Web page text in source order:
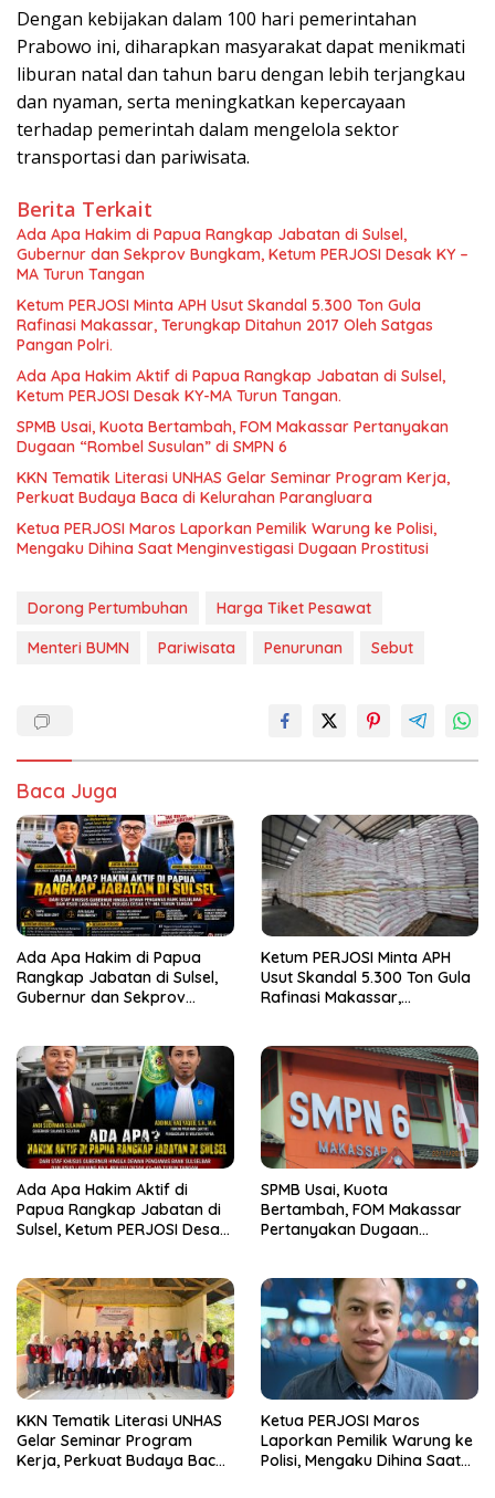
Dengan kebijakan dalam 100 hari pemerintahan
Prabowo ini, diharapkan masyarakat dapat menikmati
liburan natal dan tahun baru dengan lebih terjangkau
dan nyaman, serta meningkatkan kepercayaan
terhadap pemerintah dalam mengelola sektor
transportasi dan pariwisata.
Berita Terkait
Ada Apa Hakim di Papua Rangkap Jabatan di Sulsel,
Gubernur dan Sekprov Bungkam, Ketum PERJOSI Desak KY –
MA Turun Tangan
Ketum PERJOSI Minta APH Usut Skandal 5.300 Ton Gula
Rafinasi Makassar, Terungkap Ditahun 2017 Oleh Satgas
Pangan Polri.
Ada Apa Hakim Aktif di Papua Rangkap Jabatan di Sulsel,
Ketum PERJOSI Desak KY-MA Turun Tangan.
SPMB Usai, Kuota Bertambah, FOM Makassar Pertanyakan
Dugaan “Rombel Susulan” di SMPN 6
KKN Tematik Literasi UNHAS Gelar Seminar Program Kerja,
Perkuat Budaya Baca di Kelurahan Parangluara
Ketua PERJOSI Maros Laporkan Pemilik Warung ke Polisi,
Mengaku Dihina Saat Menginvestigasi Dugaan Prostitusi
Dorong Pertumbuhan
Harga Tiket Pesawat
Menteri BUMN
Pariwisata Penurunan Sebut
Baca Juga
Ada Apa Hakim di Papua
Rangkap Jabatan di Sulsel,
Gubernur dan Sekprov
Ketum PERJOSI Minta APH
Usut Skandal 5.300 Ton Gula
Rafinasi Makassar,
Ada Apa Hakim Aktif di
Papua Rangkap Jabatan di
Sulsel, Ketum PERJOSI Desak
SPMB Usai, Kuota
Bertambah, FOM Makassar
Pertanyakan Dugaan
KKN Tematik Literasi UNHAS
Gelar Seminar Program
Kerja, Perkuat Budaya Baca
Ketua PERJOSI Maros
Laporkan Pemilik Warung ke
Polisi, Mengaku Dihina Saat